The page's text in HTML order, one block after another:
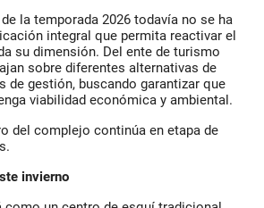
la temporada 2026 todavía no se ha
integral que permita reactivar el
su dimensión. Del ente de turismo
sobre diferentes alternativas de
de gestión, buscando garantizar que
viabilidad económica y ambiental.
del complejo continúa en etapa de
invierno